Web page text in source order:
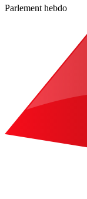
Parlement hebdo